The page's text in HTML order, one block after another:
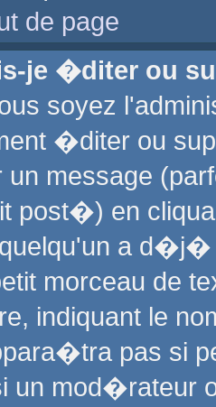
de page
je �diter ou
soyez
�diter ou
message
post�) en
a
morceau de
indiquant le
pas si
un mod�rateur